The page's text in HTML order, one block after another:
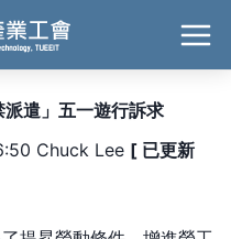
遣」五一遊行訴求
Chuck Lee [ 已更新